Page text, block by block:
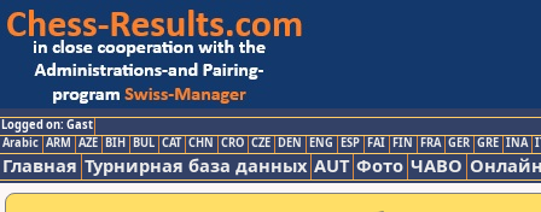
Logged on: Gast
Arabic ARM AZE BIH BUL CAT CHN CRO CZE DEN ENG ESP FAI FIN FRA GER GRE INA
Главная Турнирная база данных AUT Фото ЧАВО